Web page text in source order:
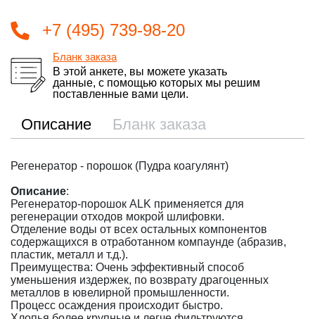
+7 (495) 739-98-20
Бланк заказа
В этой анкете, вы можете указать
данные, с помощью которых мы решим
поставленные вами цели.
Описание Бланк заказа
Регенератор - порошок (Пудра коагулянт)
Описание:
Регенератор-порошок ALK применяется для
регенерации отходов мокрой шлифовки.
Отделение воды от всех остальных компонентов
содержащихся в отработанном компаунде (абразив,
пластик, металл и т.д.).
Преимущества: Очень эффективный способ
уменьшения издержек, по возврату драгоценных
металлов в ювелирной промышленности.
Процесс осаждения происходит быстро.